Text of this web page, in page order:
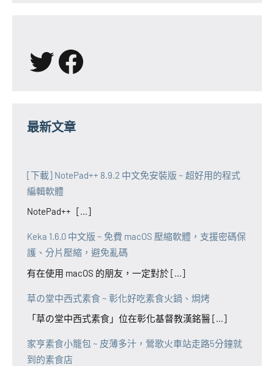
X Facebook
最新文章
[下載] NotePad++ 8.9.2 中文免安裝版 ~ 超好用的程式
編輯軟體
NotePad++ [...]
Keka 1.6.0 中文版 ~ 免費 macOS 壓縮軟體，支援密碼保
護、分片壓縮，避免亂碼
有在使用 macOS 的朋友，一定對於 [...]
草の堂中西式素食 ~ 彰化好吃素食火鍋、焗烤
「草の堂中西式素食」位在彰化基督教漢銘醫 [...]
家亨素食小籠包 ~ 皮薄多汁，鶯歌火車站走路5分鐘就
到的素食店